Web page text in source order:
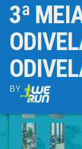
3ª
BY